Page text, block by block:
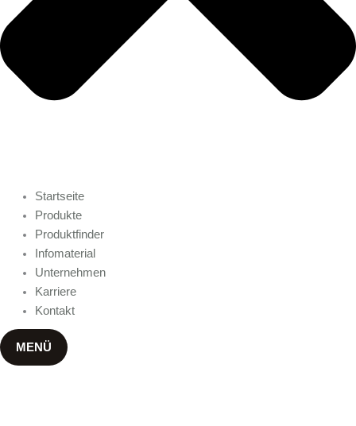
Startseite
Produkte
Produktfinder
Infomaterial
Unternehmen
Karriere
Kontakt
MENÜ